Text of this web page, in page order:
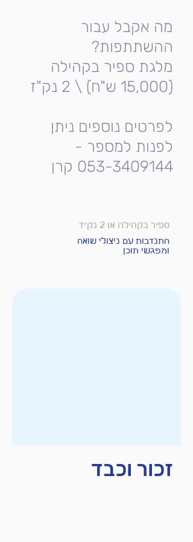
מה אקבל עבור
ההשתתפות?
מלגת ספיר בקהילה
(15,000 ש"ח) \ 2 נק"ז
לפרטים נוספים ניתן
לפנות למספר -
053-3409144 קרן
ספיר בקהילה או 2 נק״ז
התנדבות עם ניצולי שואה
ומפגשי תוכן
זכור וכבד